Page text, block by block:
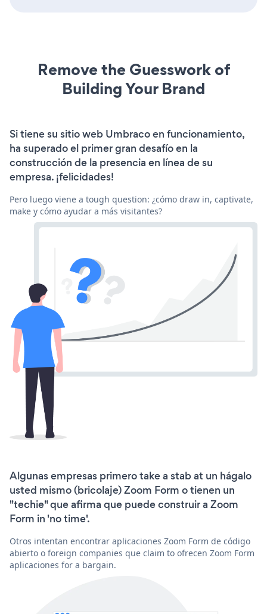
Remove the Guesswork of
Building Your Brand
Si tiene su sitio web Umbraco en funcionamiento,
ha superado el primer gran desafío en la
construcción de la presencia en línea de su
empresa. ¡felicidades!
Pero luego viene a tough question: ¿cómo draw in, captivate,
make y cómo ayudar a más visitantes?
Algunas empresas primero take a stab at un hágalo
usted mismo (bricolaje) Zoom Form o tienen un
"techie" que afirma que puede construir a Zoom
Form in 'no time'.
Otros intentan encontrar aplicaciones Zoom Form de código
abierto o foreign companies que claim to ofrecen Zoom Form
aplicaciones for a bargain.